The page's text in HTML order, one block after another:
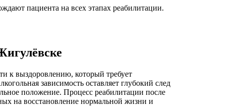
пациента на всех этапах реабилитации.
к выздоровлению, который требует
зависимость оставляет глубокий след
положение. Процесс реабилитации после
на восстановление нормальной жизни и